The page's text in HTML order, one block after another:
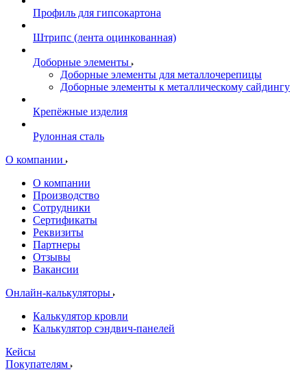
Профиль для гипсокартона
Штрипс (лента оцинкованная)
Доборные элементы
Доборные элементы для металлочерепицы
Доборные элементы к металлическому сайдингу
Крепёжные изделия
Рулонная сталь
О компании
О компании
Производство
Сотрудники
Сертификаты
Реквизиты
Партнеры
Отзывы
Вакансии
Онлайн-калькуляторы
Калькулятор кровли
Калькулятор сэндвич-панелей
Кейсы
Покупателям